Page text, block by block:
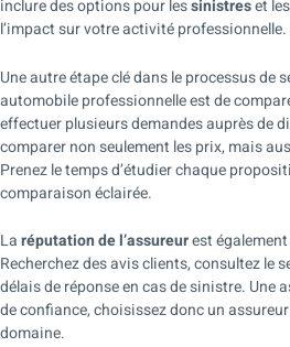
inclure des options pour lessinistreset
l’impact sur votre activité professionnelle.
Une autre étape clé dans le processus de
automobile professionnelle est de
effectuer plusieurs demandes auprès de
comparer non seulement les prix, mais
Prenez le temps d’étudier chaque
comparaison éclairée.
Laréputation de l’assureurest
Recherchez des avis clients, consultez le
délais de réponse en cas de sinistre. Une
de confiance, choisissez donc un
domaine.